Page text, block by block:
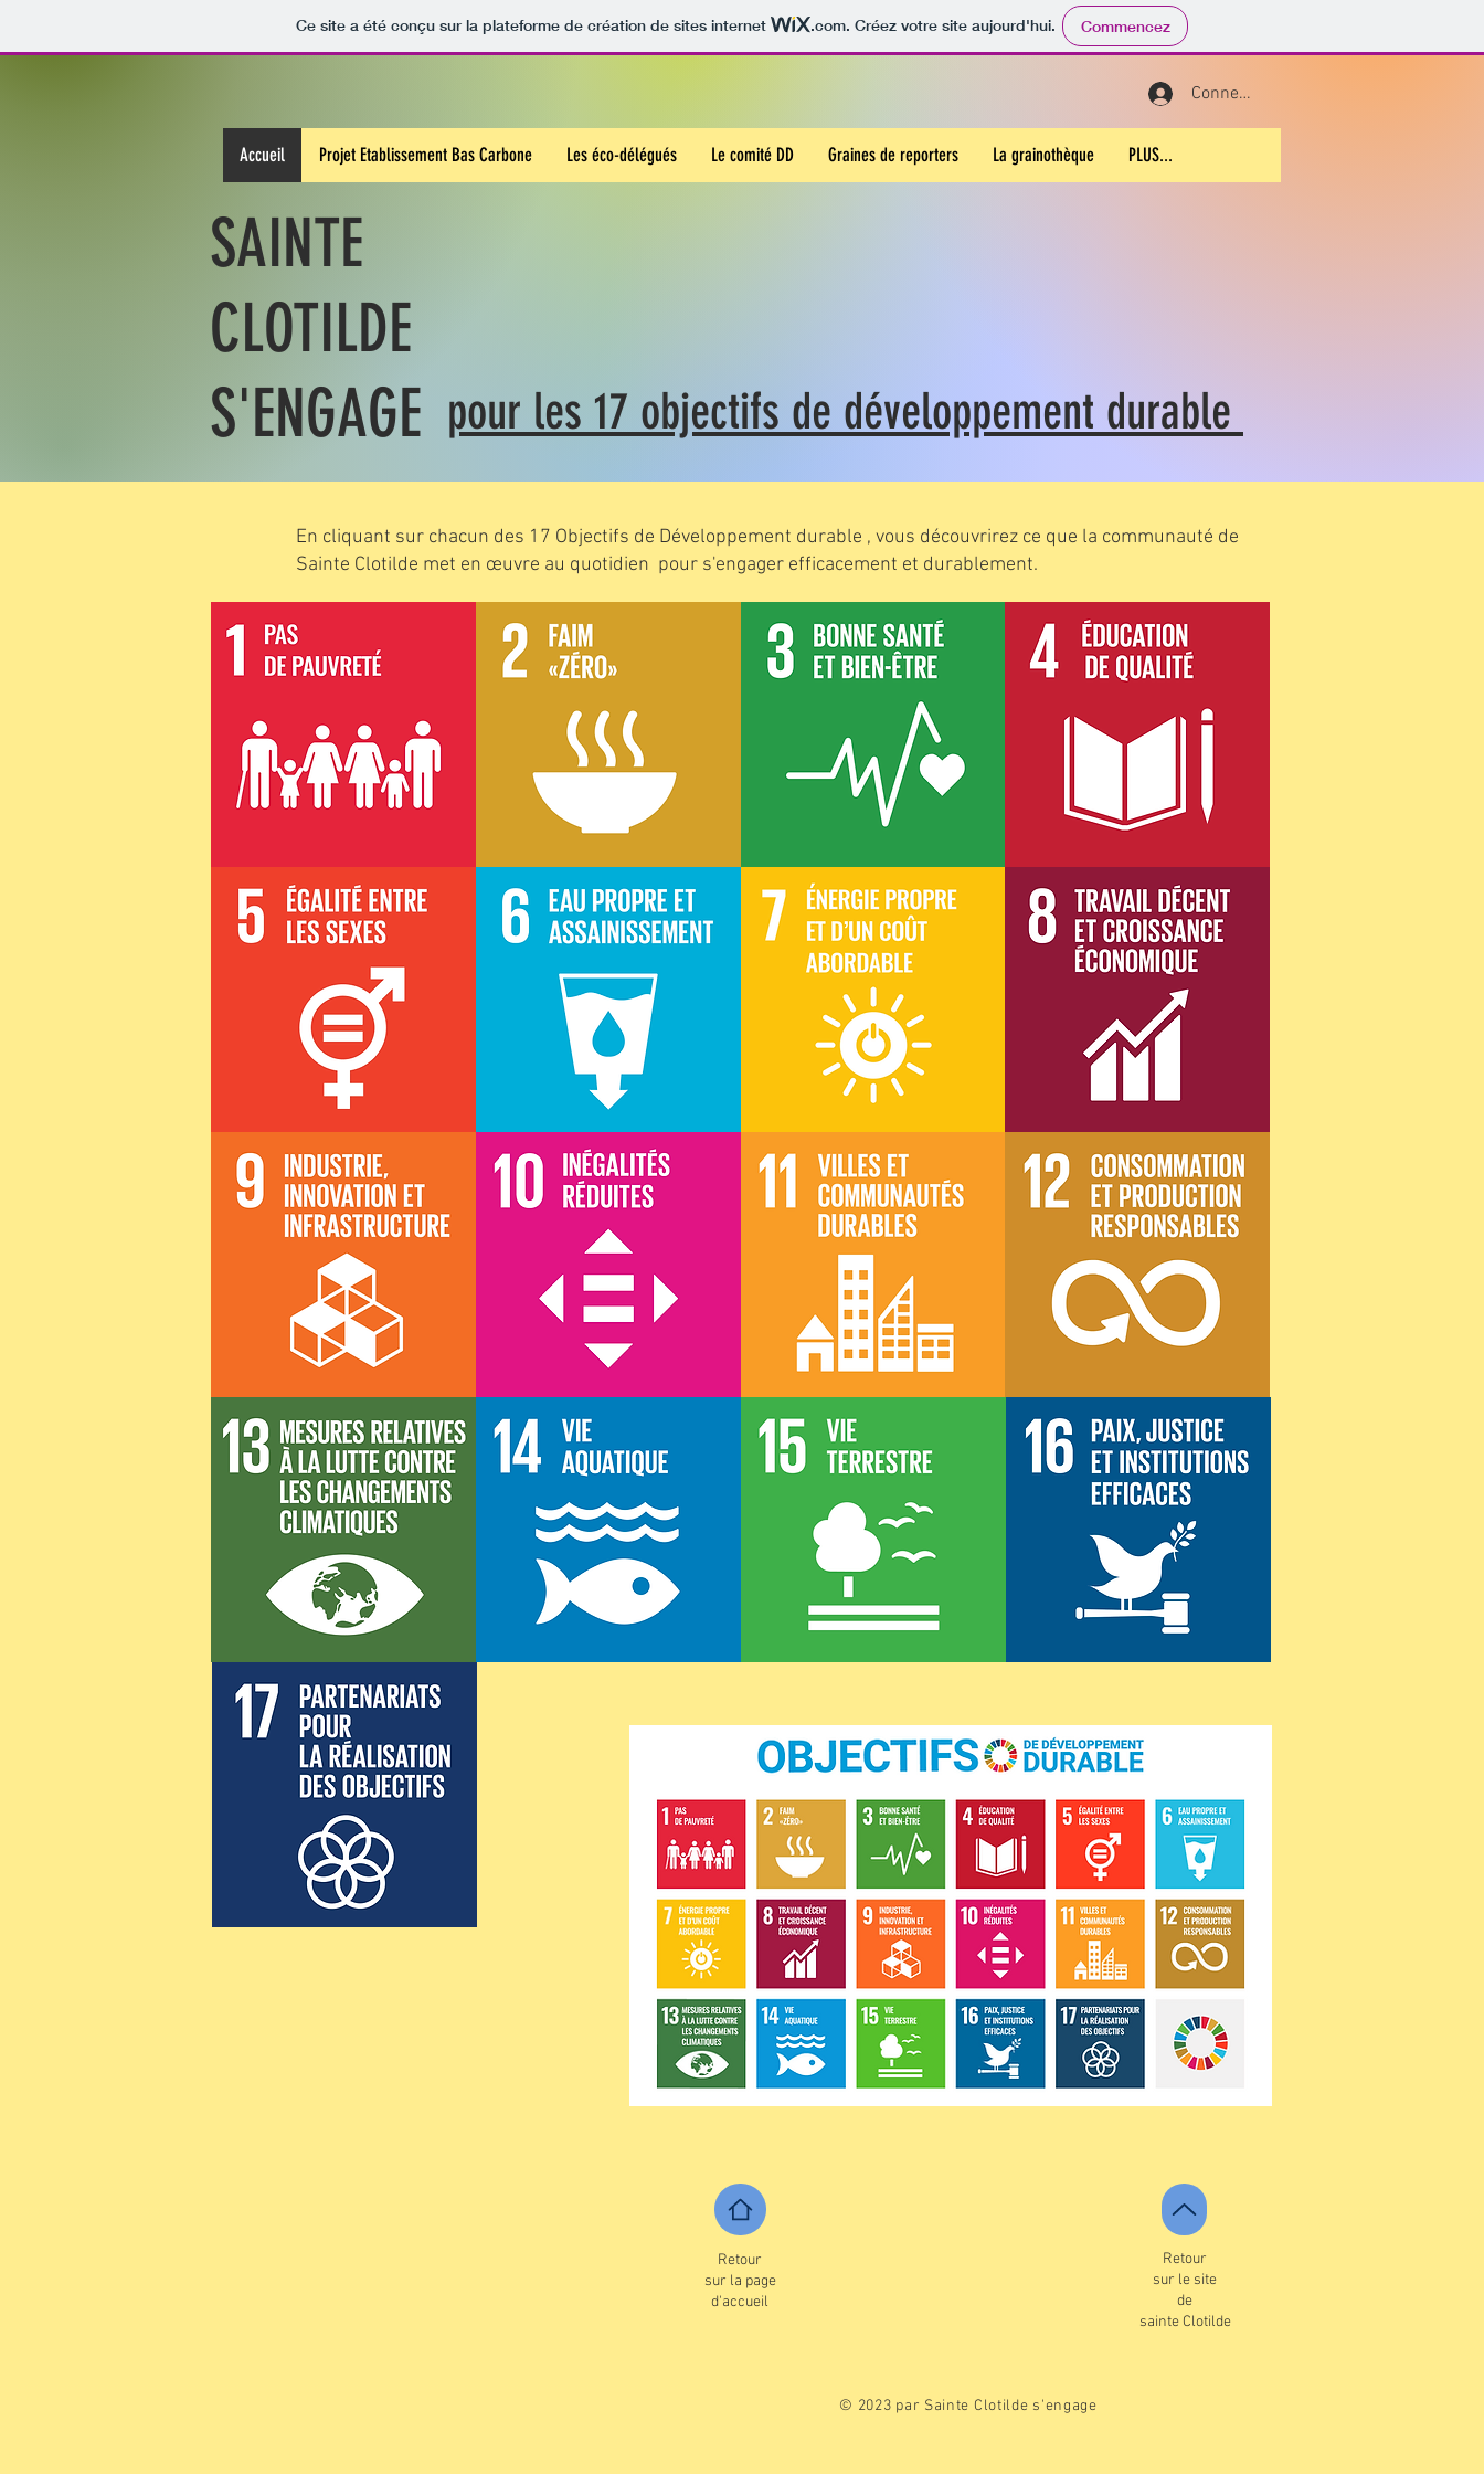
Ce site a été conçu sur la plateforme de création de sites internet .com. Créez votre site aujourd'hui. Commencez
Connexion
Accueil Projet Etablissement Bas Carbone Les éco-délégués Le comité DD Graines de reporters La grainothèque PLUS...
SAINTE
CLOTILDE
S'ENGAGE pour les 17 objectifs de développement durable
En cliquant sur chacun des 17 Objectifs de Développement durable , vous découvrirez ce que la communauté de
Sainte Clotilde met en œuvre au quotidien pour s'engager efficacement et durablement.
Retour
sur la page
d'accueil
Retour
sur le site
de
sainte Clotilde
© 2023 par Sainte Clotilde s'engage